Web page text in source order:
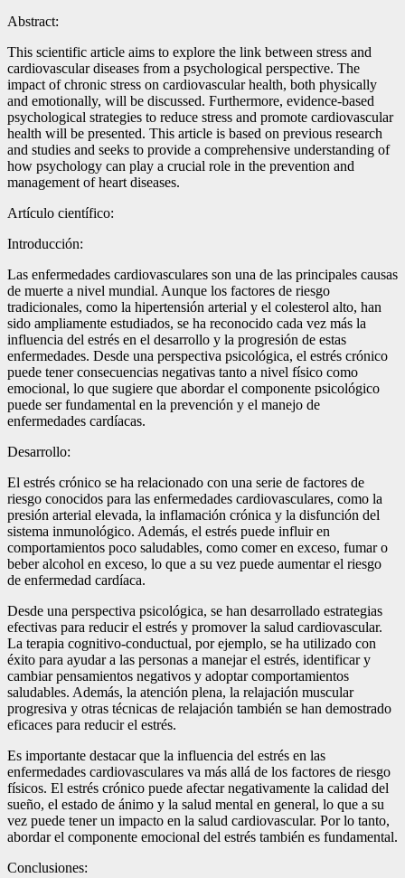
Abstract:
This scientific article aims to explore the link between stress and
cardiovascular diseases from a psychological perspective. The
impact of chronic stress on cardiovascular health, both physically
and emotionally, will be discussed. Furthermore, evidence-based
psychological strategies to reduce stress and promote cardiovascular
health will be presented. This article is based on previous research
and studies and seeks to provide a comprehensive understanding of
how psychology can play a crucial role in the prevention and
management of heart diseases.
Artículo científico:
Introducción:
Las enfermedades cardiovasculares son una de las principales causas
de muerte a nivel mundial. Aunque los factores de riesgo
tradicionales, como la hipertensión arterial y el colesterol alto, han
sido ampliamente estudiados, se ha reconocido cada vez más la
influencia del estrés en el desarrollo y la progresión de estas
enfermedades. Desde una perspectiva psicológica, el estrés crónico
puede tener consecuencias negativas tanto a nivel físico como
emocional, lo que sugiere que abordar el componente psicológico
puede ser fundamental en la prevención y el manejo de
enfermedades cardíacas.
Desarrollo:
El estrés crónico se ha relacionado con una serie de factores de
riesgo conocidos para las enfermedades cardiovasculares, como la
presión arterial elevada, la inflamación crónica y la disfunción del
sistema inmunológico. Además, el estrés puede influir en
comportamientos poco saludables, como comer en exceso, fumar o
beber alcohol en exceso, lo que a su vez puede aumentar el riesgo
de enfermedad cardíaca.
Desde una perspectiva psicológica, se han desarrollado estrategias
efectivas para reducir el estrés y promover la salud cardiovascular.
La terapia cognitivo-conductual, por ejemplo, se ha utilizado con
éxito para ayudar a las personas a manejar el estrés, identificar y
cambiar pensamientos negativos y adoptar comportamientos
saludables. Además, la atención plena, la relajación muscular
progresiva y otras técnicas de relajación también se han demostrado
eficaces para reducir el estrés.
Es importante destacar que la influencia del estrés en las
enfermedades cardiovasculares va más allá de los factores de riesgo
físicos. El estrés crónico puede afectar negativamente la calidad del
sueño, el estado de ánimo y la salud mental en general, lo que a su
vez puede tener un impacto en la salud cardiovascular. Por lo tanto,
abordar el componente emocional del estrés también es fundamental.
Conclusiones: